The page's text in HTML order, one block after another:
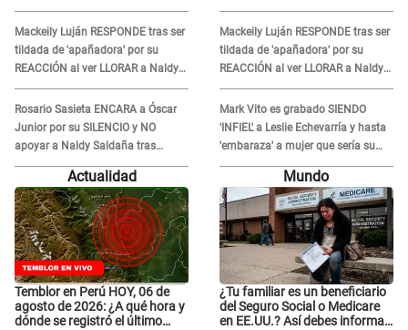
visitas..."
Mackeily Luján RESPONDE tras ser
tildada de 'apañadora' por su
REACCIÓN al ver LLORAR a Naldy
Saldaña tras acoso: "No sabía la
magnitud"
Rosario Sasieta ENCARA a Óscar
Junior por su SILENCIO y NO
apoyar a Naldy Saldaña tras
denuncia en 'La Bella Luz': "¿Te
comieron la lengua?"
visitas..."
Mackeily Luján RESPONDE tras ser
tildada de 'apañadora' por su
REACCIÓN al ver LLORAR a Naldy
Saldaña tras acoso: "No sabía la
magnitud"
Mark Vito es grabado SIENDO
'INFIEL' a Leslie Echevarría y hasta
'embaraza' a mujer que sería su
AMANTE: "¡Eres un desgraciado! "
Actualidad
Temblor en Perú HOY, 06 de
agosto de 2026: ¿A qué hora y
dónde se registró el último
Mundo
¿Tu familiar es un beneficiario
del Seguro Social o Medicare
en EE.UU.? Así debes informar